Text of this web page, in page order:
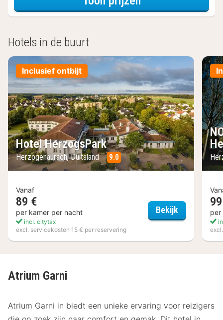
Hotels in de buurt
Inclusief ontbijt
Hotel HerzogsPark
Herzogenaurach, Duitsland 9.0
Vanaf
89 €
per kamer per nacht
incl. citytax
excl. servicekosten 15 € per reservering
Bekijk Hotel per
Atrium Garni
Atrium Garni in biedt een unieke ervaring voor reizigers